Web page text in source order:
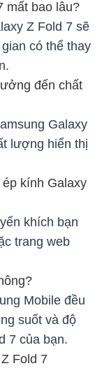
mất bao lâu?
Z Fold 7 sẽ
có thể thay
đến chất
Galaxy
lượng hiển thị
kính Galaxy
khích bạn
trang web
Mobile đều
suốt và độ
7 của bạn.
Fold 7